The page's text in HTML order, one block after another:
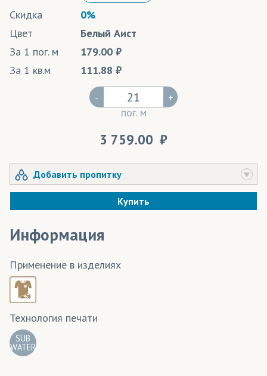
Скидка
0%
Цвет
Белый Аист
За 1 пог. м
179.00
За 1 кв.м
111.88
-
пог. м
+
3 759.00
Добавить пропитку
Купить
Информация
Применение в изделиях
Технология печати
SUB
WATER